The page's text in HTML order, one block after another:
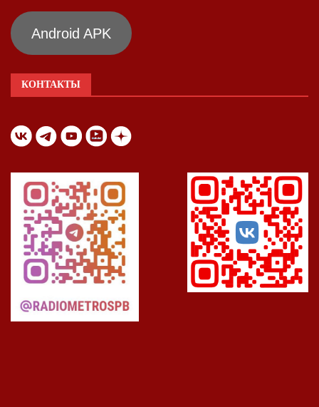
Android APK
КОНТАКТЫ